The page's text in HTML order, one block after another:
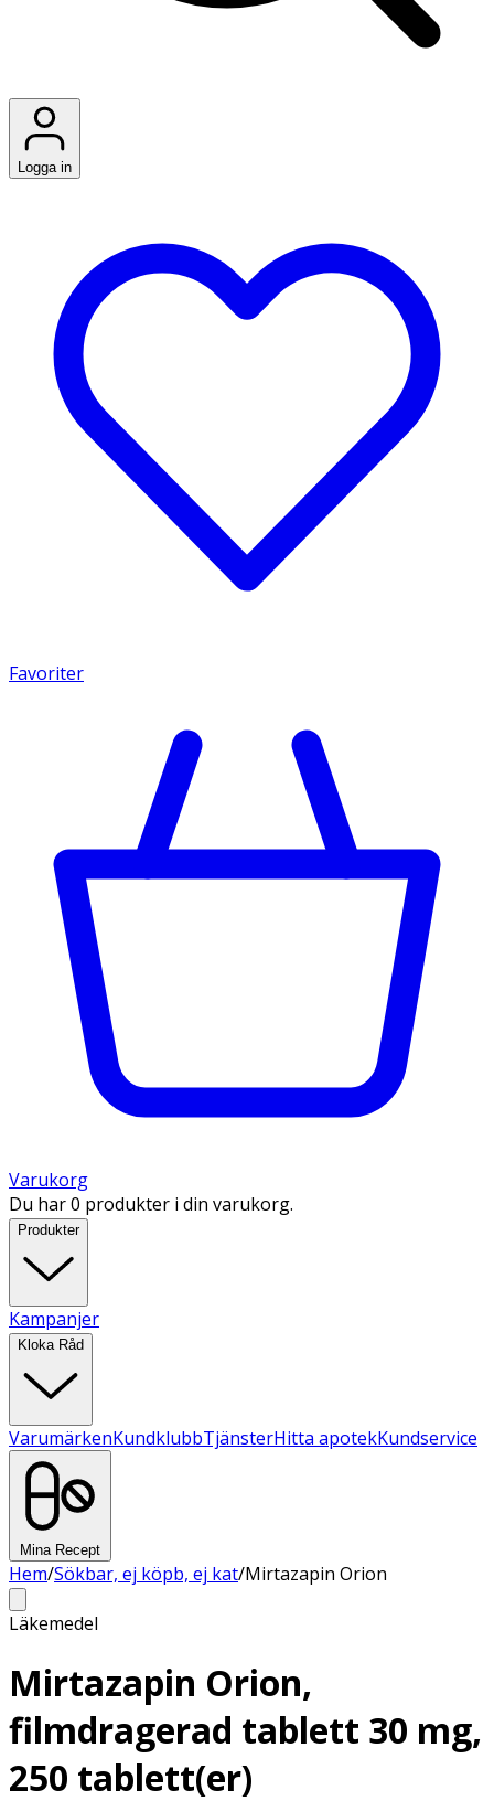
Logga in
Favoriter
Varukorg
Du har 0 produkter i din varukorg.
Produkter
Kampanjer
Kloka Råd
VarumärkenKundklubbTjänsterHitta apotekKundservice
Mina Recept
Hem/Sökbar, ej köpb, ej kat/Mirtazapin Orion
Läkemedel
Mirtazapin Orion,
filmdragerad tablett 30 mg,
250 tablett(er)